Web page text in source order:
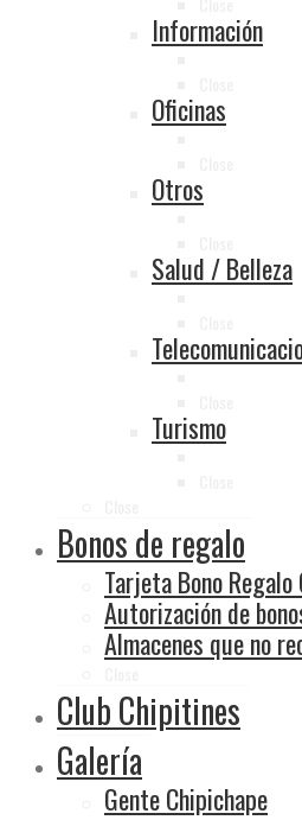
Información
Oficinas
Otros
Salud / Belleza
Turismo
Bonos de regalo
Tarjeta Bono Regalo
Autorización de
Almacenes que no
Club Chipitines
Galería
Gente Chipichape